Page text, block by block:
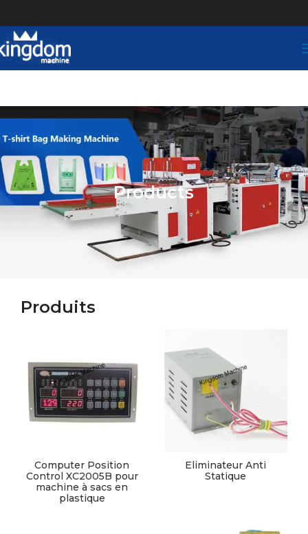
Products
Produits
Computer Position
Control XC2005B pour
machine à sacs en
plastique
Eliminateur Anti
Statique